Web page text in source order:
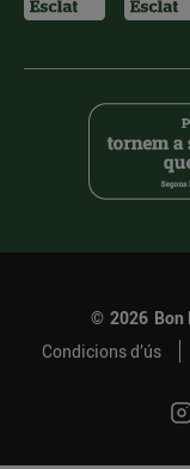
© 2026 Bon
Condicions d’ús